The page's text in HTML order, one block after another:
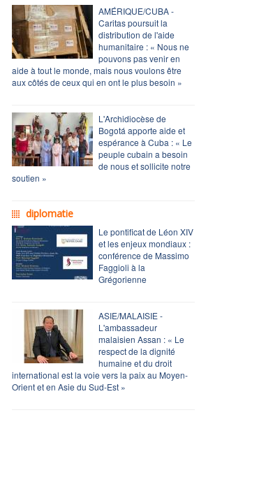
AMÉRIQUE/CUBA -
Caritas poursuit la
distribution de l'aide
humanitaire : « Nous ne
pouvons pas venir en
aide à tout le monde, mais nous voulons être
aux côtés de ceux qui en ont le plus besoin »
L'Archidiocèse de
Bogotá apporte aide et
espérance à Cuba : « Le
peuple cubain a besoin
de nous et sollicite notre
soutien »
diplomatie
Le pontificat de Léon XIV
et les enjeux mondiaux :
conférence de Massimo
Faggioli à la
Grégorienne
ASIE/MALAISIE -
L'ambassadeur
malaisien Assan : « Le
respect de la dignité
humaine et du droit
international est la voie vers la paix au Moyen-
Orient et en Asie du Sud-Est »